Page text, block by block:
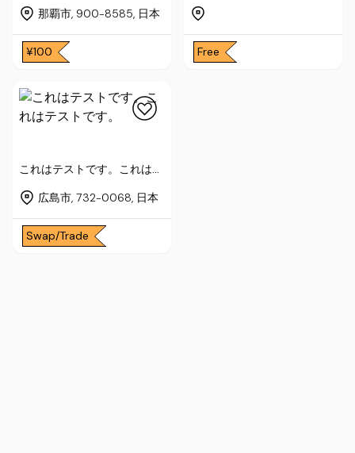
那覇市, 900-8585, 日本
¥100 Free
これはテストです。これはテ
広島市, 732-0068, 日本
Swap/Trade